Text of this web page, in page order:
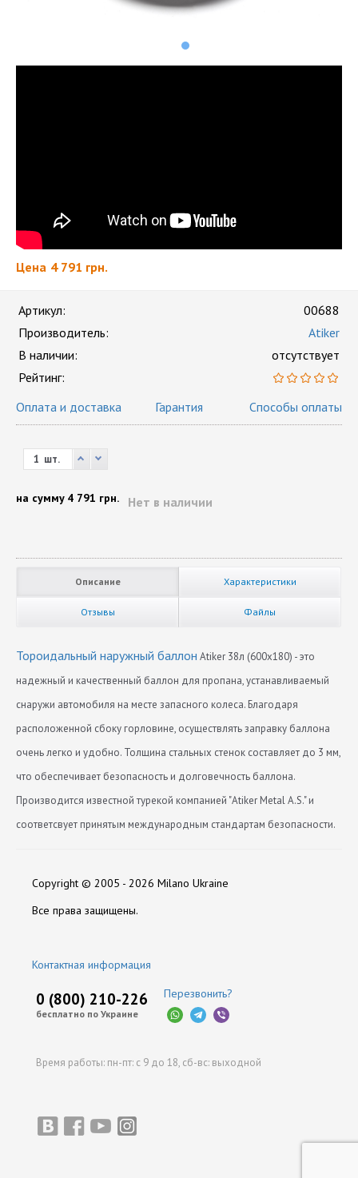
Цена 4 791 грн.
Артикул:
00688
Производитель:
Atiker
В наличии:
отсутствует
Рейтинг:
Оплата и доставка
Гарантия Способы оплаты
шт.
Нет в наличии
на сумму 4 791 грн.
Описание Характеристики
Отзывы Файлы
Тороидальный наружный баллон Atiker 38л (600x180) - это
надежный и качественный баллон для пропана, устанавливаемый
снаружи автомобиля на месте запасного колеса. Благодаря
расположенной сбоку горловине, осуществлять заправку баллона
очень легко и удобно. Толщина стальных стенок составляет до 3 мм,
что обеспечивает безопасность и долговечность баллона.
Производится известной турекой компанией "Atiker Metal A.S." и
соответсвует принятым международным стандартам безопасности.
Длина
180
Atiker
Оставить отзыв
Copyright © 2005 - 2026 Milano Ukraine
Все права защищены.
Контактная информация
0 (800) 210-226
бесплатно по Украине
Перезвонить?
Время работы: пн-пт: с 9 до 18, сб-вс: выходной